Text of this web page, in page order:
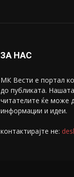
ЗА НАС
МК Вести е портал
до публиката.
читателите ќе може
информации и идеи.
контактирајте не: